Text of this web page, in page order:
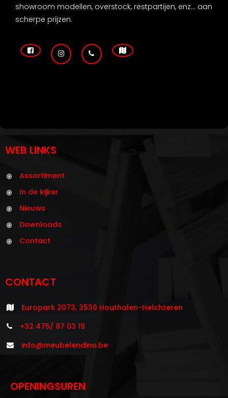
showroom modellen, overstock, restpartijen, enz... aan
scherpe prijzen.
WEB LINKS
Assortiment
In de kijker
Nieuws
Downloads
Contact
CONTACT
Europark 2073, 3530 Houthalen-Helchteren
+32 475/ 87 03 19
info@meubelendino.be
OPENINGSUREN